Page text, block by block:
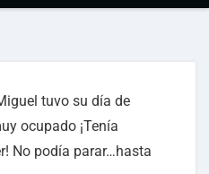
tuvo su día de
ocupado ¡Tenía
No podía parar…hasta